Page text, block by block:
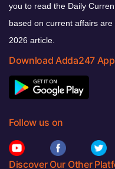
you to read the Daily
based on current affairs
2026 article.
Download Adda247 App
Follow us on
Discover Our Other